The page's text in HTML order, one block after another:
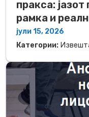
пракса:
рамка и
јули 15, 2026
Категории: